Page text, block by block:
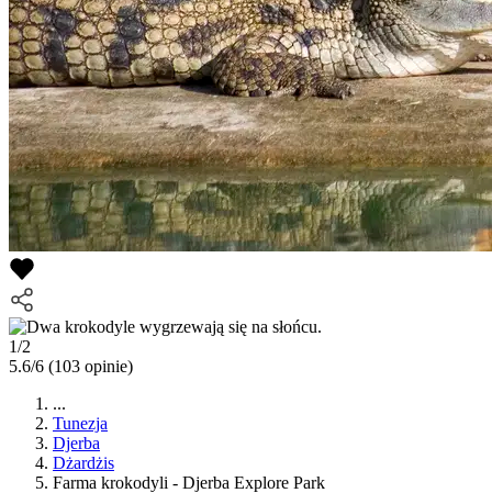
1/2
5.6/6 (103 opinie)
...
Tunezja
Djerba
Dżardżis
Farma krokodyli - Djerba Explore Park